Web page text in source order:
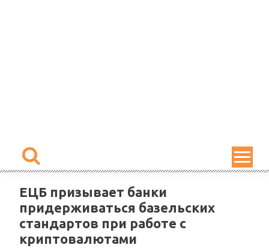
ЕЦБ призывает банки
придерживаться базельских
стандартов при работе с
криптовалютами